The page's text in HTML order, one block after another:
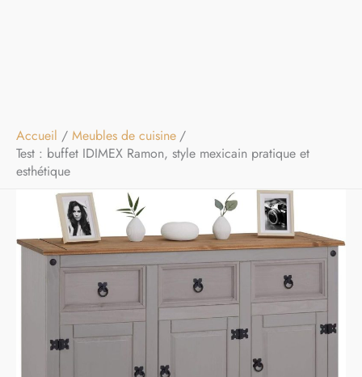
Accueil
Meubles de cuisine
Test : buffet IDIMEX Ramon, style mexicain pratique et
esthétique